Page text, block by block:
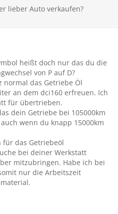
lieber Auto verkaufen?
heißt doch nur das du die
von P auf D?
normal das Getriebe Öl
an dem dci160 erfreuen. Ich
für übertrieben.
dein Getriebe bei 105000km
wenn du knapp 15000km
für das Getriebeöl
bei deiner Werkstatt
mitzubringen. Habe ich bei
nur die Arbeitszeit